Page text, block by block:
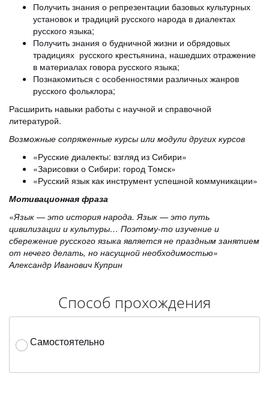
Получить знания о репрезентации базовых культурных
установок и традиций русского народа в диалектах
русского языка;
Получить знания о будничной жизни и обрядовых
традициях русского крестьянина, нашедших отражение
в материалах говора русского языка;
Познакомиться с особенностями различных жанров
русского фольклора;
Расширить навыки работы с научной и справочной
литературой.
Возможные сопряженные курсы или модули других курсов
«Русские диалекты: взгляд из Сибири»
«Зарисовки о Сибири: город Томск»
«Русский язык как инструмент успешной коммуникации»
Мотивационная фраза
«Язык — это история народа. Язык — это путь
цивилизации и культуры… Поэтому-то изучение и
сбережение русского языка является не праздным занятием
от нечего делать, но насущной необходимостью»
Александр Иванович Куприн
Способ прохождения
Самостоятельно